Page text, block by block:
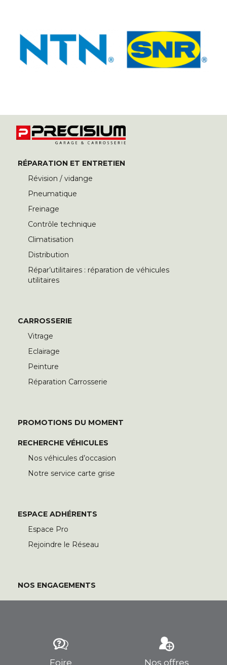
RÉPARATION ET ENTRETIEN
Révision / vidange
Pneumatique
Freinage
Contrôle technique
Climatisation
Distribution
Répar’utilitaires : réparation de véhicules
utilitaires
CARROSSERIE
Vitrage
Eclairage
Peinture
Réparation Carrosserie
PROMOTIONS DU MOMENT
RECHERCHE VÉHICULES
Nos véhicules d’occasion
Notre service carte grise
ESPACE ADHÉRENTS
Espace Pro
Rejoindre le Réseau
NOS ENGAGEMENTS
Foire Nos offres